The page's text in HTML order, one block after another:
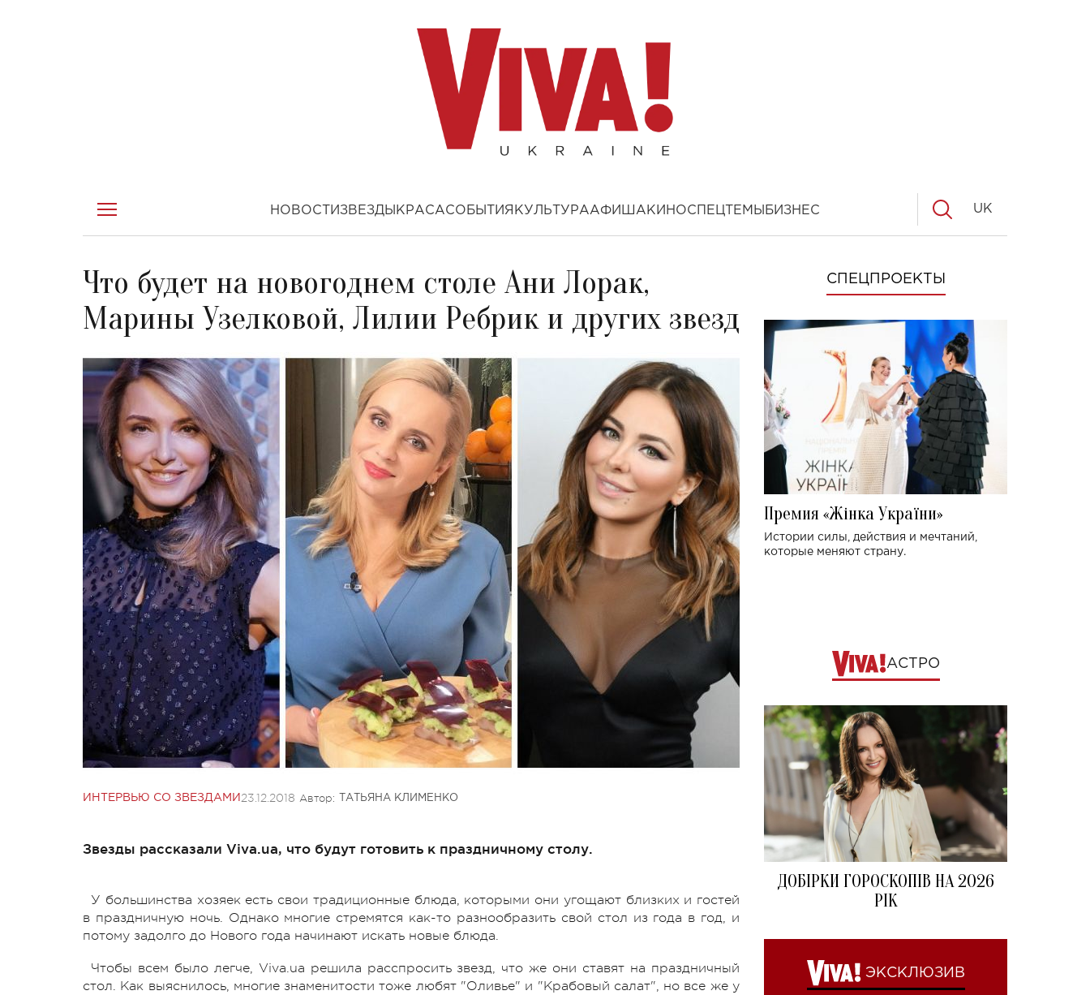
НОВОСТИ ЗВЕЗДЫ КРАСАСОБЫТИЯ КУЛЬТУРААФИША КИНОСПЕЦТЕМЫ БИЗНЕС UK
Что будет на новогоднем столе Ани Лорак,
Марины Узелковой, Лилии Ребрик и других звезд
ИНТЕРВЬЮ СО ЗВЕЗДАМИ 23.12.2018 Автор: ТАТЬЯНА КЛИМЕНКО
Звезды рассказали Viva.ua, что будут готовить к праздничному столу.
У большинства хозяек есть свои традиционные блюда, которыми они угощают близких и гостей
в праздничную ночь. Однако многие стремятся как-то разнообразить свой стол из года в год, и
потому задолго до Нового года начинают искать новые блюда.
Чтобы всем было легче, Viva.ua решила расспросить звезд, что же они ставят на праздничный
стол. Как выяснилось, многие знаменитости тоже любят "Оливье" и "Крабовый салат", но все же у
СПЕЦПРОЕКТЫ
Премия «Жінка України»
Истории силы, действия и мечтаний,
которые меняют страну.
АСТРО
ДОБІРКИ ГОРОСКОПІВ НА 2026
РІК
ЭКСКЛЮЗИВ